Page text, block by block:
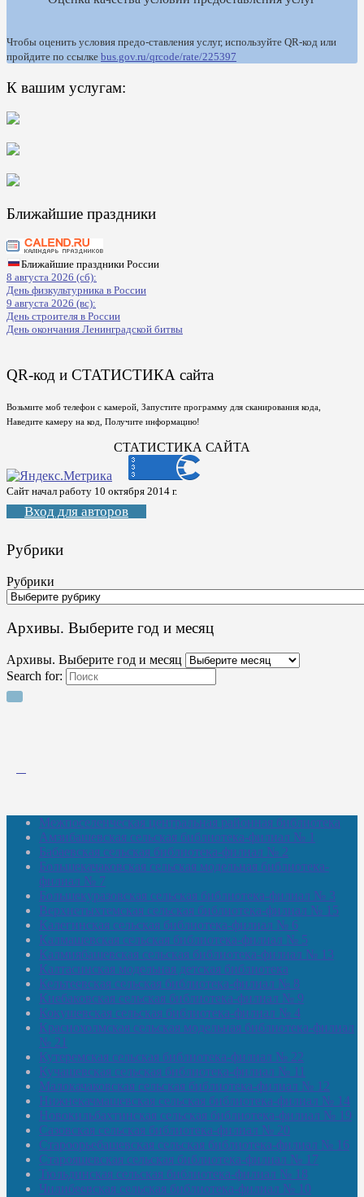
Чтобы оценить условия предо-ставления услуг, используйте QR-код или
пройдите по ссылке bus.gov.ru/qrcode/rate/225397
К вашим услугам:
Ближайшие праздники
Ближайшие праздники России
8 августа 2026 (сб):
День физкультурника в России
9 августа 2026 (вс):
День строителя в России
День окончания Ленинградской битвы
QR-код и СТАТИСТИКА сайта
Возьмите моб телефон с камерой, Запустите программу для сканирования кода,
Наведите камеру на код, Получите информацию!
СТАТИСТИКА САЙТА
Сайт начал работу 10 октября 2014 г.
Вход для авторов
Рубрики
Рубрики
Архивы. Выберите год и месяц
Архивы. Выберите год и месяц
Search for:
Межпоселенческая центральная районная библиотека
Амзибашевская сельская библиотека-филиал № 1
Бабаевская сельская библиотека-филиал № 2
Большекачаковская сельская модельная библиотека-
филиал № 7
Большекуразовская сельская библиотека-филиал № 3
Верхнетыхтемская сельская библиотека-филиал № 15
Калегинская сельская библиотека-филиал № 6
Калмашевская сельская библиотека-филиал № 5
Калмиябашевская сельская библиотека-филиал № 13
Калтасинская модельная детская библиотека
Кельтеевская сельская библиотека-филиал № 8
Киебаковская сельская библиотека-филиал № 9
Кокушевская сельская библиотека-филиал № 4
Краснохолмская сельская модельная библиотека-филиал
№ 21
Кутеремская сельская библиотека-филиал № 22
Кучашевская сельская библиотека-филиал № 11
Малокачаковская сельская библиотека-филиал № 12
Нижнекачмашевская сельская библиотека-филиал № 14
Новокильбахтинская сельская библиотека-филиал № 19
Сазовская сельская библиотека-филиал № 20
Староорьебашевская сельская библиотека-филиал № 16
Старояшевская сельская библиотека-филиал № 17
Тюльдинская сельская библиотека-филиал № 18
Чилибеевская сельская библиотека-филиал № 10